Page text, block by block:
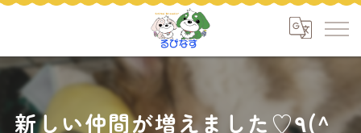
新しい仲間が増えました♡٩(^‿